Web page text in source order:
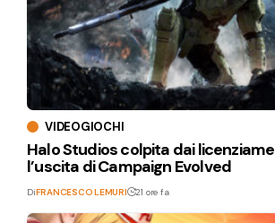
VIDEOGIOCHI
Halo Studios colpita dai
l’uscita di Campaign Evolved
DiFRANCESCO LEMURI 21 ore fa